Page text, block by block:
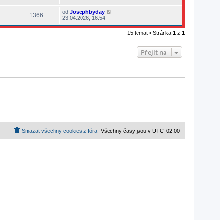
1366 od Josephbyday
23.04.2026, 16:54
15 témat • Stránka 1 z 1
Přejít na
Všechny časy jsou v UTC+02:00
Smazat všechny cookies z fóra